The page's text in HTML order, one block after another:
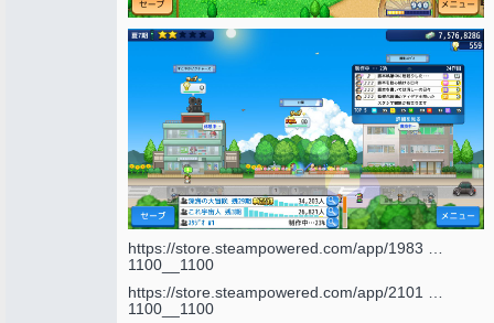
https://store.steampowered.com/app/1983 …
1100__1100
https://store.steampowered.com/app/2101 …
1100__1100